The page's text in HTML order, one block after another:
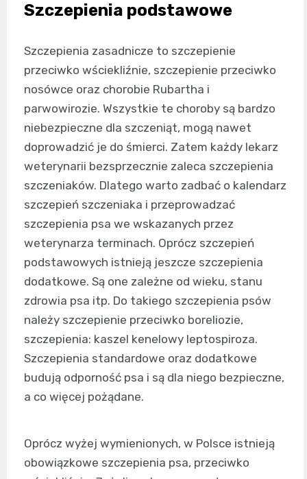
Szczepienia podstawowe
Szczepienia zasadnicze to szczepienie
przeciwko wściekliźnie, szczepienie przeciwko
nosówce oraz chorobie Rubartha i
parwowirozie. Wszystkie te choroby są bardzo
niebezpieczne dla szczeniąt, mogą nawet
doprowadzić je do śmierci. Zatem każdy lekarz
weterynarii bezsprzecznie zaleca szczepienia
szczeniaków. Dlatego warto zadbać o kalendarz
szczepień szczeniaka i przeprowadzać
szczepienia psa we wskazanych przez
weterynarza terminach. Oprócz szczepień
podstawowych istnieją jeszcze szczepienia
dodatkowe. Są one zależne od wieku, stanu
zdrowia psa itp. Do takiego szczepienia psów
należy szczepienie przeciwko boreliozie,
szczepienia: kaszel kenelowy leptospiroza.
Szczepienia standardowe oraz dodatkowe
budują odporność psa i są dla niego bezpieczne,
a co więcej pożądane.
Oprócz wyżej wymienionych, w Polsce istnieją
obowiązkowe szczepienia psa, przeciwko